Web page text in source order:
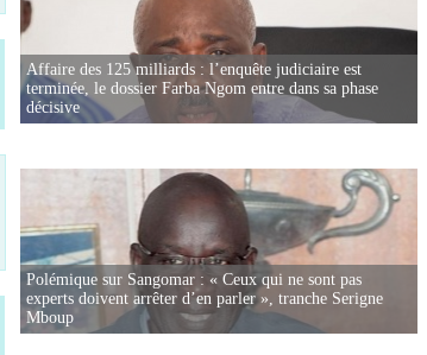
Affaire des 125 milliards : l’enquête judiciaire est
terminée, le dossier Farba Ngom entre dans sa phase
décisive
Polémique sur Sangomar : « Ceux qui ne sont pas
experts doivent arrêter d’en parler », tranche Serigne
Mboup